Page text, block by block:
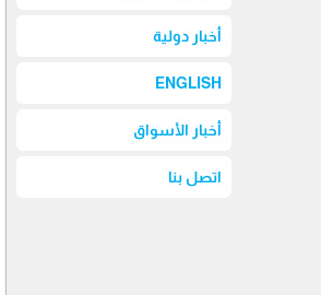
أخبار دولية
ENGLISH
أخبار الأسواق
اتصل بنا